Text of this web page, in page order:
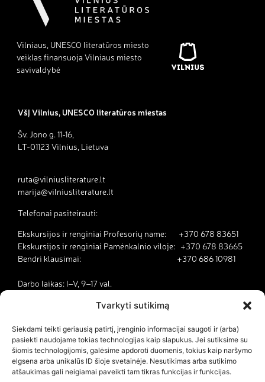
Tvarkyti sutikimą
Siekdami teikti geriausią patirtį, įrenginio informacijai saugoti ir (arba)
pasiekti naudojame tokias technologijas kaip slapukus. Jei sutiksime su
šiomis technologijomis, galėsime apdoroti duomenis, tokius kaip naršymo
elgsena arba unikalūs ID šioje svetainėje. Nesutikimas arba sutikimo
atšaukimas gali neigiamai paveikti tam tikras funkcijas ir funkcijas.
Vilniaus, UNESCO literatūros miesto
veiklas finansuoja Vilniaus miesto
savivaldybė
VšĮ Vilnius, UNESCO literatūros miestas
Šv. Jono g. 11-16,
LT-01123 Vilnius, Lietuva
ruta@vilniusliterature.lt
marija@vilniusliterature.lt
Telefonai pasiteirauti:
Ekskursijos ir renginiai Profesorių name: +370 678 83651
Ekskursijos ir renginiai Pamėnkalnio viloje: +370 678 83665
Bendri klausimai: +370 686 10981
Darbo laikas: I–V, 9–17 val.
Kodėl Vilnius yra literatūros miestas?
Kontaktai
Dokumentai